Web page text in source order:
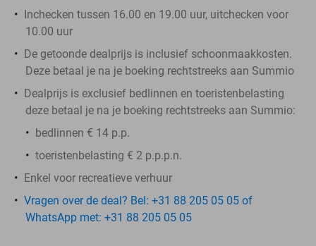
Inchecken tussen 16.00 en 19.00 uur, uitchecken voor
10.00 uur
De getoonde dealprijs is inclusief schoonmaakkosten.
Deze betaal je na je boeking rechtstreeks aan Summio
Dealprijs is exclusief bedlinnen en toeristenbelasting
deze betaal je na je boeking rechtstreeks aan Summio:
bedlinnen € 14 p.p.
toeristenbelasting € 2 p.p.p.n.
Enkel voor recreatieve verhuur
Vragen over de deal? Bel: +31 88 205 05 05 of
WhatsApp met: +31 88 205 05 05